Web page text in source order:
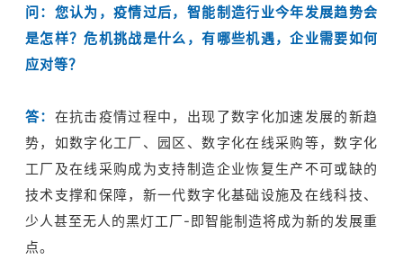
问：您认为，疫情过后，智能制造行业今年发展趋势会
是怎样？危机挑战是什么，有哪些机遇，企业需要如何
应对等？
答： 在抗击疫情过程中，出现了数字化加速发展的新趋
势，如数字化工厂、园区、数字化在线采购等，数字化
工厂及在线采购成为支持制造企业恢复生产不可或缺的
技术支撑和保障，新一代数字化基础设施及在线科技、
少人甚至无人的黑灯工厂-即智能制造将成为新的发展重
点。